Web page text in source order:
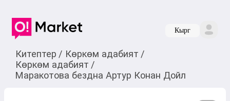
Кырг
Китептер / Көркөм адабият /
Көркөм адабият /
Маракотова бездна Артур Конан Дойл